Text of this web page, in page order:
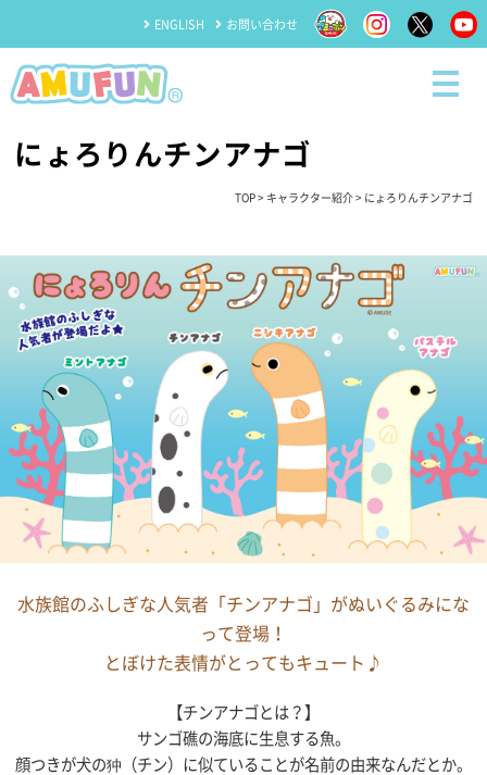
ENGLISH お問い合わせ
にょろりんチンアナゴ
TOP> キャラクター紹介> にょろりんチンアナゴ
水族館のふしぎな人気者「チンアナゴ」がぬいぐるみにな
って登場！
とぼけた表情がとってもキュート♪
【チンアナゴとは？】
サンゴ礁の海底に生息する魚。
顔つきが犬の狆（チン）に似ていることが名前の由来なんだとか。